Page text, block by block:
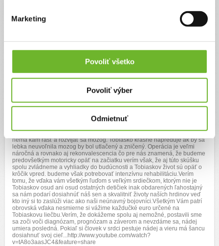
Marketing
Povoliť všetko
Povoliť výber
Odmietnuť
preskúmať.. Veľkým ťahačom sú pre Tobiaska aj jeho traja súrodenci,
ktorí ho nesmierne ľúbia. S Tobiaskom cvičím počas celého dňa keďže
nezvláda nárazové cvičenia, dva krát denne masírujem, raz denne robím
valci, wingbo hojdačke chcela by som začať navštevovať špeciálnu
bobath terapeutku čo je tiež finančne náročné. Veľmi by nám pomohol
špeciálny kočík, na ktorý má však nárok až od troch rokov pretože do
troch rokov sa bežne deti vozia v kočíku nik sa však nezamyslí nad tým
ako v klasickom kočíku sedí zdravé dieťa a ako dieťa s centrálnym
poškodením mozgu a čo to robí s jeho telíčkom keďže sa v sede neudrží
a do troch rokov mu pribudne ďalšia diagnóza zničená chrbtica. Prioritou
pomohlo a vďaka nemu sa z môjho ležiaceho bábätka stalo zvedavé
keďže poslednou diagnózou je kraniosynostóza čo znamená, sa
znamená, že lebka je na pevno uzavretá a nerastie už 9m. tým pádom
nemá kam rásť a rozvíjať sa mozog. Tobiasko krásne napreduje ak by sa
lebka neuvoľnila mozog by bol utlačený a zničený. Operácia je veľmi
náročná a rovnako aj rekonvalescencia čo pre nás znamená, že budeme
predovšetkým motoricky opäť na začiatku verím však, že aj túto skúšku
spolu zvládneme a vyhliadky do budúcnosti a Tobiaskov život sú opäť o
krôčik vpred. budeme však potrebovať intenzívnu rehabilitáciu.Verím
tomu, že vďaka vám všetkým ľuďom s veľkým srdiečkom, ktorým nie je
Tobiaskov osud ani osud ostatných detičiek inak obdarených ľahostajný
sa nám podarí dosiahnúť náš sen a skvalitniť životy naších hrdinov veď
kto iný si to zaslúži viac ako naši neúnavný bojovníci.Všetkým Vám patrí
obrovská vďaka nesmierne si vážime každučké euro určené na
Tobiaskovu liečbu.Verím, že dokážeme spolu aj nemožné, postavili sme
sa zoči voči diagnózam, prognózam a záverom a nevzdáme sa, nádej
umiera posledná. Pokiaľ si človek v srdci pestuje nádej a vieru má šancu
dosiahnuť svoj cieľ...http://www.youtube.com/watch?
v=tA8o3aasJC4&feature=share